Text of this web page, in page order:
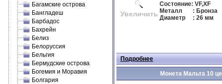
Багамские острова
Бангладеш
Барбадос
Бахрейн
Белиз
Белоруссия
Бельгия
Бермудские острова
Богемия и Моравия
Болгария
Увеличить
Состояние: VF,XF
Металл
: Бронза
Диаметр
: 26 мм
Подробнее
Монета Мальта 10